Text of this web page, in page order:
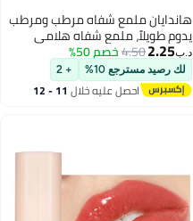
12
هاندايان ملمع شفاه مرطب ومرطب
يدوم طويلاً، ملمع شفاه هلامي
عالي اللمعان، بلسم فائق اللمعان،
زيت ملون، معالجة الشفاه، لمعان
زجاجي، لمعان، مكياج، جمال ملون،
برايت رافع، للنساء والفتيات
د.ب‏2.25
4.50خصم 50%
لك رصيد مسترجع 10% + 2
احصل عليه خلال 11 - 12